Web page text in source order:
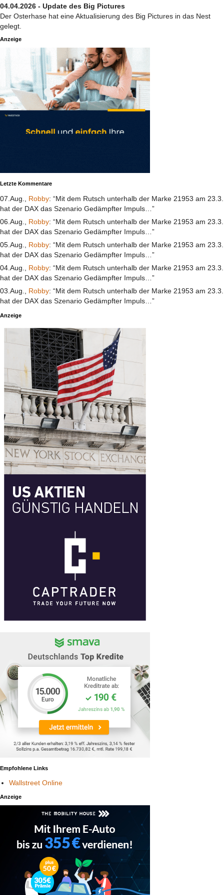
04.04.2026 - Update des Big Pictures
Der Osterhase hat eine Aktualisierung des Big Pictures in das Nest
gelegt.
Anzeige
Letzte Kommentare
07.Aug., Robby: “Mit dem Rutsch unterhalb der Marke 21953 am 23.3.
hat der DAX das Szenario Gedämpfter Impuls…”
06.Aug., Robby: “Mit dem Rutsch unterhalb der Marke 21953 am 23.3.
hat der DAX das Szenario Gedämpfter Impuls…”
05.Aug., Robby: “Mit dem Rutsch unterhalb der Marke 21953 am 23.3.
hat der DAX das Szenario Gedämpfter Impuls…”
04.Aug., Robby: “Mit dem Rutsch unterhalb der Marke 21953 am 23.3.
hat der DAX das Szenario Gedämpfter Impuls…”
03.Aug., Robby: “Mit dem Rutsch unterhalb der Marke 21953 am 23.3.
hat der DAX das Szenario Gedämpfter Impuls…”
Anzeige
Empfohlene Links
Wallstreet Online
Anzeige